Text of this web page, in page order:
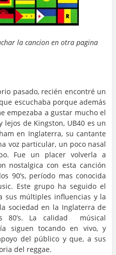
la cancion en otra pagina
pasado, recién encontré un
escuchaba porque además
empezaba a gustar mucho el
lejos de Kingston, UB40 es un
en Inglaterra, su cantante
voz particular, un poco nasal
Fue un placer volverla a
nostalgica con esta canción
90’s, período mas conocida
Este grupo ha seguido el
sus múltiples influencias y la
sociedad en la Inglaterra de
80’s. La calidad músical
siguen tocando en vivo, y
del público y que, a sus
del reggae.